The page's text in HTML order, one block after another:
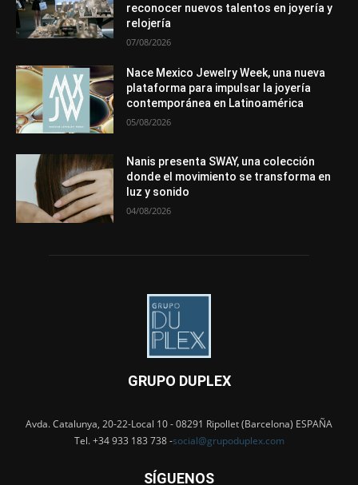
Más
reconocer nuevos talentos en joyería y
relojería
07/08/2026
Nace Mexico Jewelry Week, una nueva
plataforma para impulsar la joyería
contemporánea en Latinoamérica
05/08/2026
Nanis presenta SWAY, una colección
donde el movimiento se transforma en
luz y sonido
04/08/2026
GRUPO DUPLEX
Avda. Catalunya, 20-22-Local 10 - 08291 Ripollet (Barcelona) ESPAÑA
Tel. +34 933 183 738 -social@grupoduplex.com
SÍGUENOS